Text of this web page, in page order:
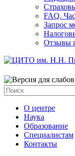
FAQ.
Запрос
Отзывы
О центре
Наука
Образование
Специалистам
Контакты